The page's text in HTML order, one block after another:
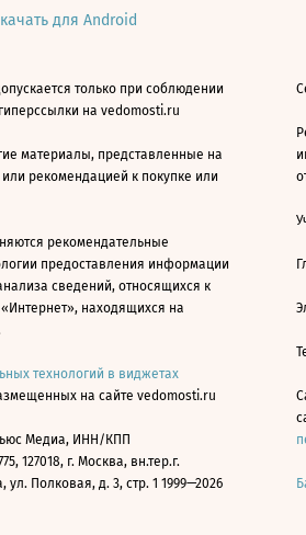
для Android
только при соблюдении
на vedomosti.ru
материалы, представленные на
рекомендацией к покупке или
рекомендательные
предоставления информации
сведений, относящихся к
находящихся на
технологий в виджетах
на сайте vedomosti.ru
Медиа, ИНН/КПП
127018, г. Москва, вн.тер.г.
Полковая, д. 3, стр. 1 1999—2026